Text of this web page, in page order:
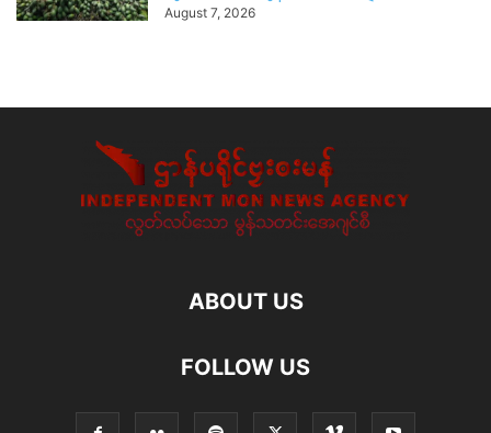
August 7, 2026
ABOUT US
FOLLOW US